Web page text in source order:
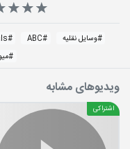
#وسایل نقلیه #
ABC
#
#
ویدیوهای مشابه
اشتراکی